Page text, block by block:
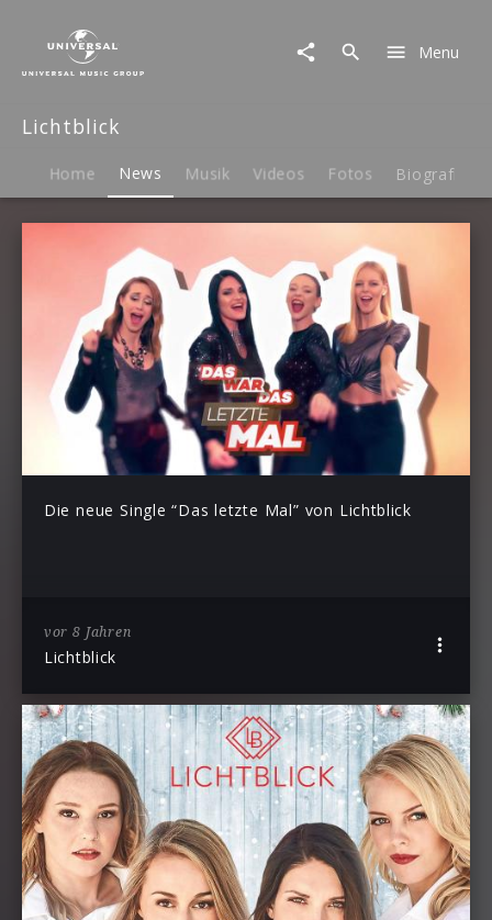
Menu
Lichtblick
Home News Musik Videos Fotos Biografie
Die neue Single “Das letzte Mal” von Lichtblick
vor 8 Jahren
Lichtblick